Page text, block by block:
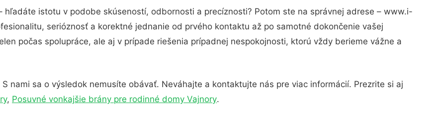
hľadáte istotu v podobe skúseností, odbornosti a precíznosti? Potom ste na správnej adrese – www.i-
serióznosť a korektné jednanie od prvého kontaktu až po samotné dokončenie vašej
počas spolupráce, ale aj v prípade riešenia prípadnej nespokojnosti, ktorú vždy berieme vážne a
S nami sa o výsledok nemusíte obávať. Neváhajte a kontaktujte nás pre viac informácií. Prezrite si aj
, Posuvné vonkajšie brány pre rodinné domy Vajnory.